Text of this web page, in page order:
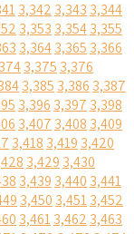
3,342 3,343 3,344
3,353 3,3543,355
3,3643,365 3,366
3,375 3,376
3,385 3,386 3,387
3,396 3,397 3,398
3,407 3,408 3,409
3,418 3,419 3,420
3,429 3,430
3,439 3,440 3,441
3,450 3,4513,452
3,4613,462 3,463